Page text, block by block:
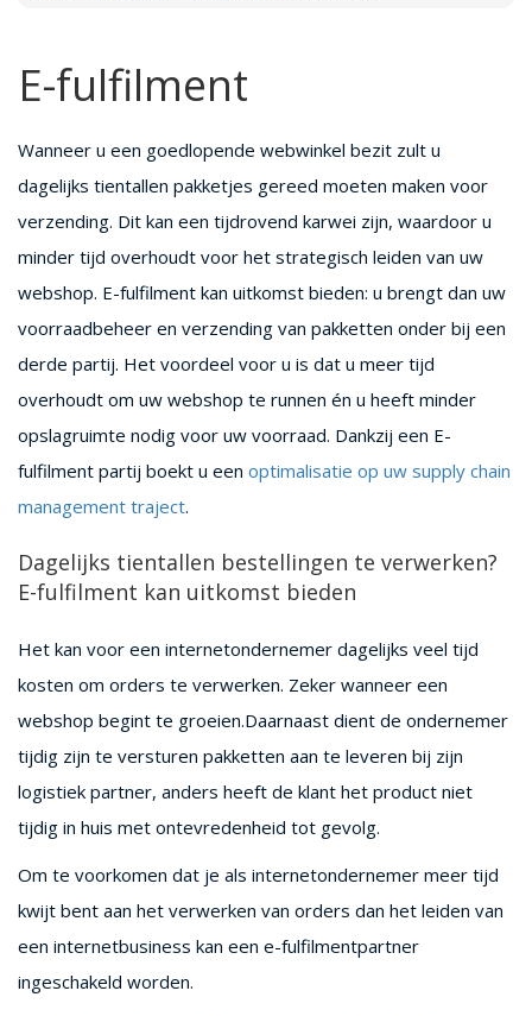
E-fulfilment
Wanneer u een goedlopende webwinkel bezit zult u
dagelijks tientallen pakketjes gereed moeten maken voor
verzending. Dit kan een tijdrovend karwei zijn, waardoor u
minder tijd overhoudt voor het strategisch leiden van uw
webshop. E-fulfilment kan uitkomst bieden: u brengt dan uw
voorraadbeheer en verzending van pakketten onder bij een
derde partij. Het voordeel voor u is dat u meer tijd
overhoudt om uw webshop te runnen én u heeft minder
opslagruimte nodig voor uw voorraad. Dankzij een E-
fulfilment partij boekt u een optimalisatie op uw supply chain
management traject.
Dagelijks tientallen bestellingen te verwerken?
E-fulfilment kan uitkomst bieden
Het kan voor een internetondernemer dagelijks veel tijd
kosten om orders te verwerken. Zeker wanneer een
webshop begint te groeien.Daarnaast dient de ondernemer
tijdig zijn te versturen pakketten aan te leveren bij zijn
logistiek partner, anders heeft de klant het product niet
tijdig in huis met ontevredenheid tot gevolg.
Om te voorkomen dat je als internetondernemer meer tijd
kwijt bent aan het verwerken van orders dan het leiden van
een internetbusiness kan een e-fulfilmentpartner
ingeschakeld worden.